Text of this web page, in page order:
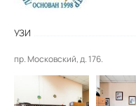
УЗИ
пр. Московский, д. 176.